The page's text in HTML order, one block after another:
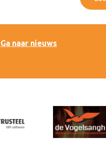
Ga naar nieuws